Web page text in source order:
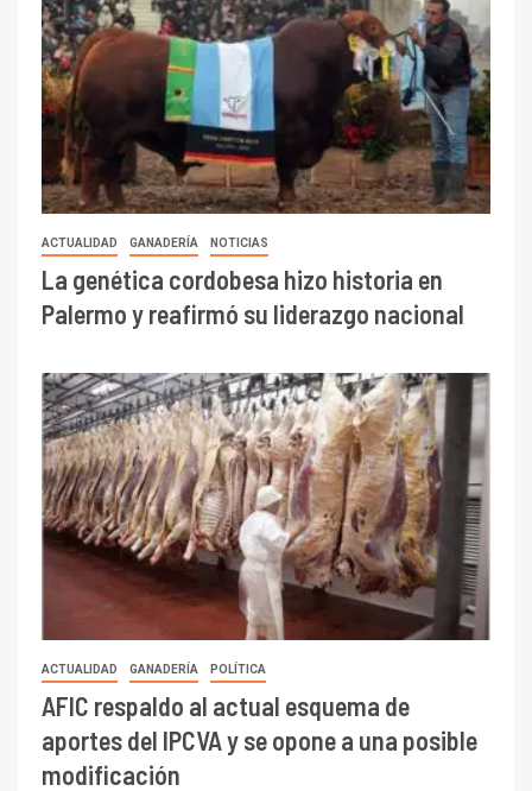
ACTUALIDAD GANADERÍA NOTICIAS
La genética cordobesa hizo historia en
Palermo y reafirmó su liderazgo nacional
ACTUALIDAD GANADERÍA POLÍTICA
AFIC respaldo al actual esquema de
aportes del IPCVA y se opone a una posible
modificación